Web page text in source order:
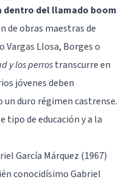
dentro del llamado boom
de obras maestras de
Llosa, Borges o
y los perrostranscurre en
jóvenes deben
duro régimen castrense.
tipo de educación y a la
García Márquez (1967)
conocidísimo Gabriel